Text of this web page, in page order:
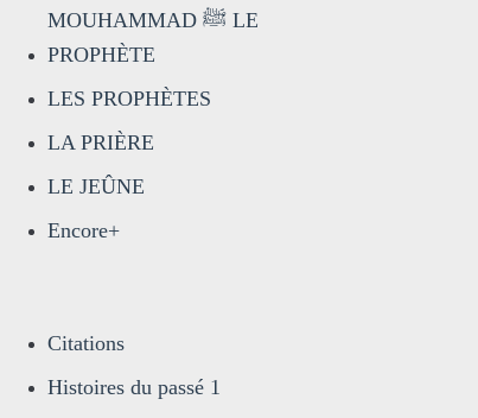
MOUHAMMAD ﷺ LE
PROPHÈTE
LES PROPHÈTES
LA PRIÈRE
LE JEÛNE
Encore+
Citations
Histoires du passé 1